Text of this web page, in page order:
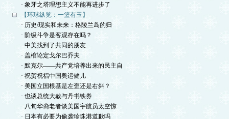
· 象牙之塔理想主义不能再进步了
【环球纵览：一篮有玉】
· 历史/现实和未来：格陵兰岛的归
· 阶级斗争是客观存在吗？
· 中美找到了共同的朋友
· 盖棺论定戈尔巴乔夫
· 默克尔——共产党培养出来的民主自
· 祝贺祝福中国奥运健儿
· 美国立国根基是左歪还是右斜？
· 也谈总统大赦与丹书铁券
· 八旬华裔老者谈美国宇航员太空惊
· 日本有必要为偷袭珍珠港道歉吗